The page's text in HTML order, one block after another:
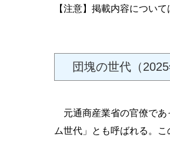
【注意】掲載内容につい
団塊の世代（
元通商産業省の官僚であ
ム世代」とも呼ばれる。こ